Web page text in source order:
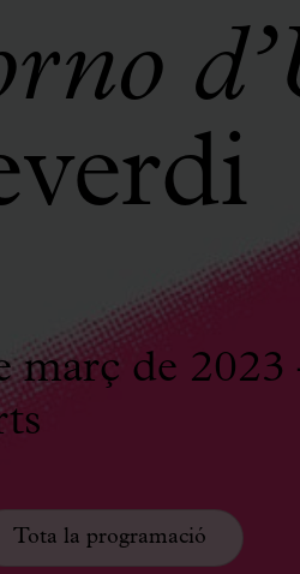
març de 2023
Tota la programació